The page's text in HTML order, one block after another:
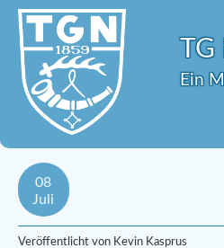
TG
Ein
08
Juli
Veröffentlicht von Kevin Kasprus